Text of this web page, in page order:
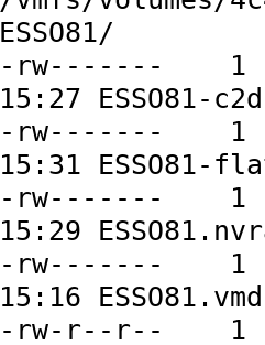
ESSO81/
-rw-------    1
15:27 ESSO81-
-rw-------    1
15:31 ESSO81-
-rw-------    1
15:29
-rw-------    1
15:16
-rw-r--r--    1